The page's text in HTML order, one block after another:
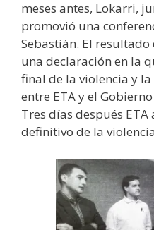
meses antes, Lokarri,
promovió una
Sebastián. El
una declaración en la
final de la violencia y
entre ETA y el
Tres días después
definitivo de la